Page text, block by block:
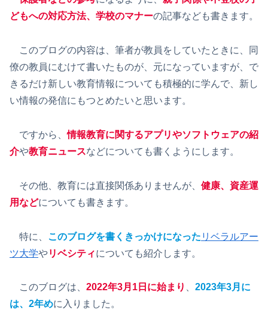
どもへの対応方法、学校のマナーの記事なども書きます。
このブログの内容は、筆者が教員をしていたときに、同
僚の教員にむけて書いたものが、元になっていますが、で
きるだけ新しい教育情報についても積極的に学んで、新し
い情報の発信にもつとめたいと思います。
ですから、情報教育に関するアプリやソフトウェアの紹
介や教育ニュースなどについても書くようにします。
その他、教育には直接関係ありませんが、 健康、資産運
用などについても書きます。
特に、 このブログを書くきっかけになった リベラルアー
ツ大学やリベシティについても紹介します。
このブログは、 2022年3月 1日 に始まり 、 2023年3月に
は、2年めに入りました。